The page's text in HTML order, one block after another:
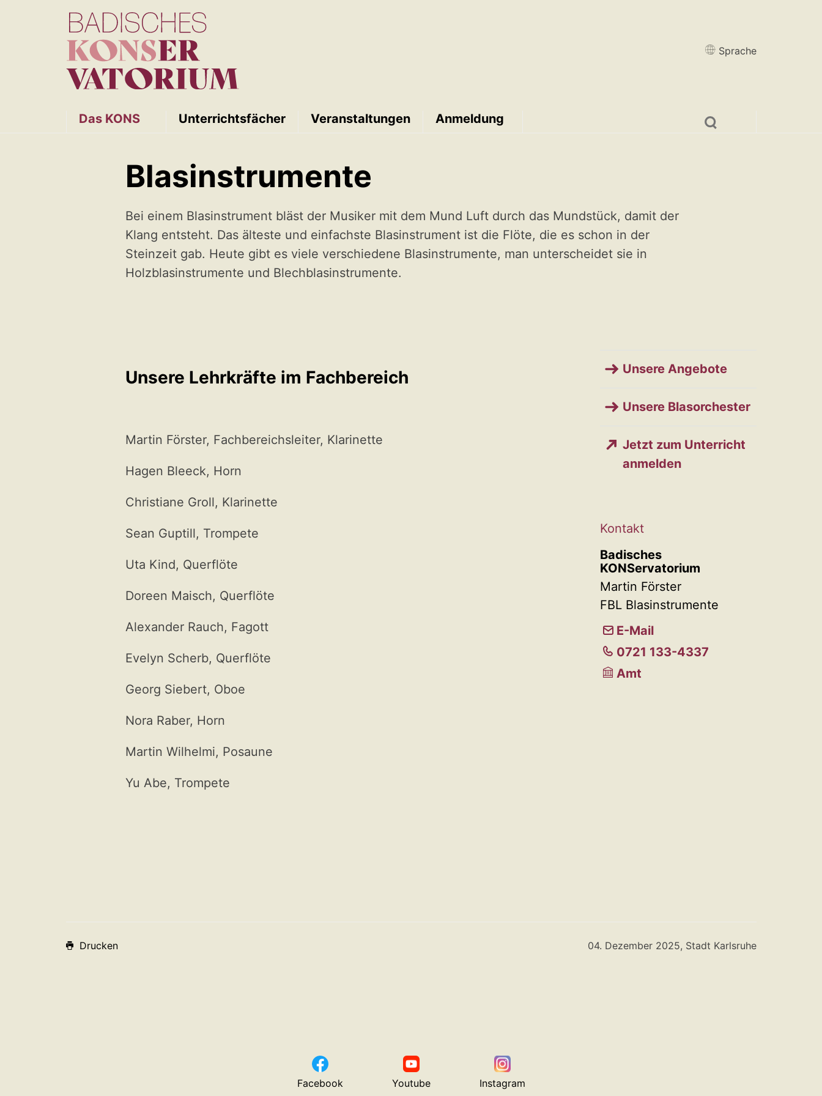
Sprache
Das KONS Unterrichtsfächer Veranstaltungen Anmeldung
Blasinstrumente
Bei einem Blasinstrument bläst der Musiker mit dem Mund Luft durch das Mundstück, damit der
Klang entsteht. Das älteste und einfachste Blasinstrument ist die Flöte, die es schon in der
Steinzeit gab. Heute gibt es viele verschiedene Blasinstrumente, man unterscheidet sie in
Holzblasinstrumente und Blechblasinstrumente.
Unsere Lehrkräfte im Fachbereich
Martin Förster, Fachbereichsleiter, Klarinette
Hagen Bleeck, Horn
Christiane Groll, Klarinette
Sean Guptill, Trompete
Uta Kind, Querflöte
Doreen Maisch, Querflöte
Alexander Rauch, Fagott
Evelyn Scherb, Querflöte
Georg Siebert, Oboe
Nora Raber, Horn
Martin Wilhelmi, Posaune
Yu Abe, Trompete
Unsere Angebote
Unsere Blasorchester
Jetzt zum Unterricht
anmelden
Kontakt
Badisches
KONServatorium
Martin Förster
FBL Blasinstrumente
E-Mail
0721 133-4337
Amt
Drucken 04. Dezember 2025, Stadt Karlsruhe
Facebook Youtube Instagram